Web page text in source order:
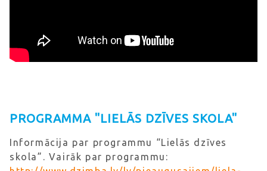
PROGRAMMA "LIELĀS DZĪVES SKOLA"
Informācija par programmu “Lielās dzīves
skola”. Vairāk par programmu: